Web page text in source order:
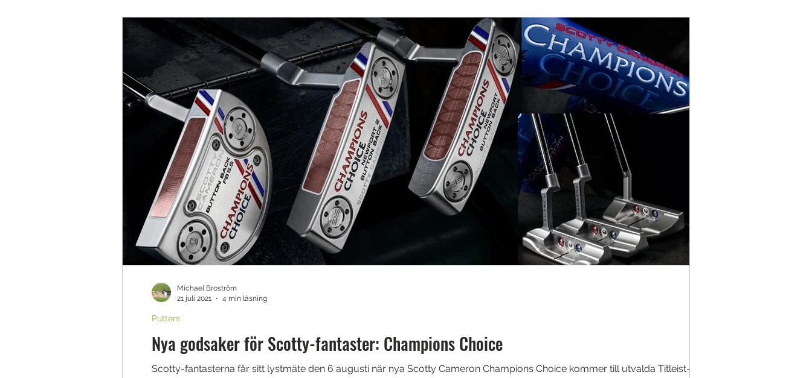
Fairway, Hybrider & Utility irons Golfkläder Träningshjälpmedel
Golfbollar Tävling Övrigt Sponsrat Resor
Nya godsaker för Scotty-fantaster: Champions Choice
Scotty-fantasterna får sitt lystmäte den 6 augusti när nya Scotty Cameron Champions Choice kommer till utvalda Titleist-
Putters
Michael Broström
21 juli 2021
4 min läsning